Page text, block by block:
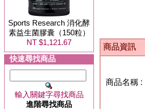
Sports Research 消化酵
素益生菌膠囊（150粒）
NT $1,121.67
快速尋找商品
輸入關鍵字尋找商品
進階尋找商品
商品資訊
商品名稱 :